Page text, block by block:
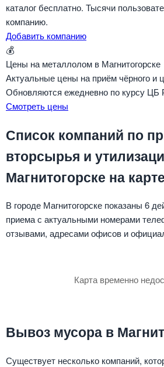
каталог бесплатно. Тысячи
компанию.
Добавить компанию
💰
Цены на металлолом в Магнитогорске
Актуальные цены на приём чёрного и
Обновляются ежедневно по курсу ЦБ
Смотреть цены
Список компаний по
вторсырья и
Магнитогорске на
В городе Магнитогорске показаны 6
приема с актуальными номерами
отзывами, адресами офисов и
Карта временно
Вывоз мусора в
Существует несколько компаний,